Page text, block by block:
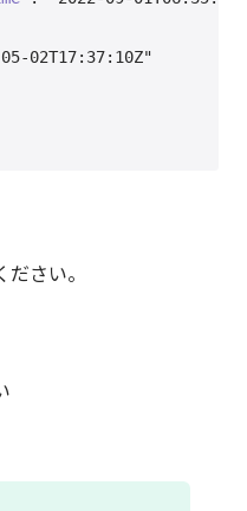
02T17:37:10Z"
さい。